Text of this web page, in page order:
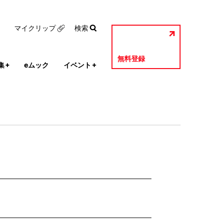
+ eムック イベント +
無料登録
マイクリップ 検索